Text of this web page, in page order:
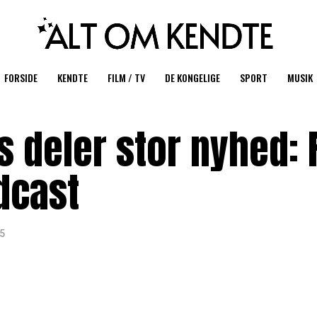
FORSIDE KENDTE FILM / TV DE KONGELIGE SPORT MUSIK
deler stor nyhed: